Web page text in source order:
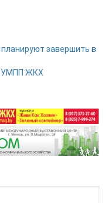
завершить в
ЖКХ